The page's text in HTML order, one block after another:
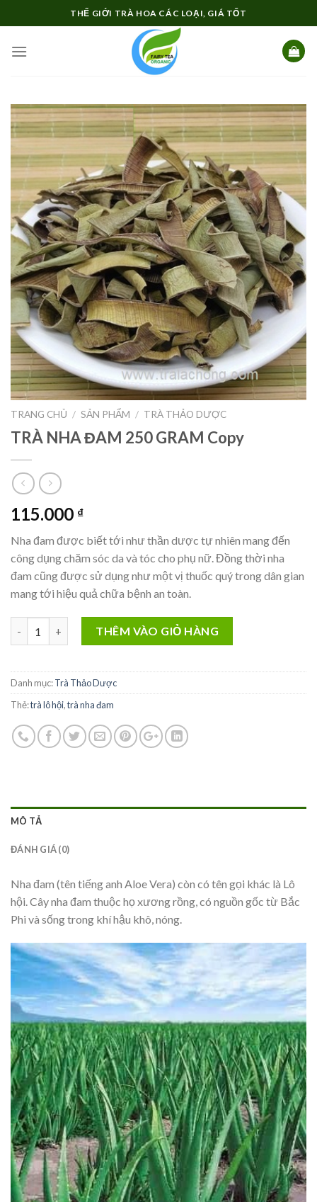
to
content
THẾ GIỚI TRÀ HOA CÁC LOẠI, GIÁ TỐT
TRANG CHỦ / SẢN PHẨM / TRÀ THẢO DƯỢC
TRÀ NHA ĐAM 250 GRAM Copy
115.000 ₫
Nha đam được biết tới như thần dược tự nhiên mang đến
công dụng chăm sóc da và tóc cho phụ nữ. Đồng thời nha
đam cũng được sử dụng như một vị thuốc quý trong dân gian
mang tới hiệu quả chữa bệnh an toàn.
TRÀ NHA ĐAM 250 GRAM Copy số lượng
THÊM VÀO GIỎ HÀNG
Danh mục:Trà Thảo Dược
Thẻ:trà lô hội,trà nha đam
MÔ TẢ
ĐÁNH GIÁ (0)
Nha đam (tên tiếng anh Aloe Vera) còn có tên gọi khác là Lô
hội. Cây nha đam thuộc họ xương rồng, có nguồn gốc từ Bắc
Phi và sống trong khí hậu khô, nóng.